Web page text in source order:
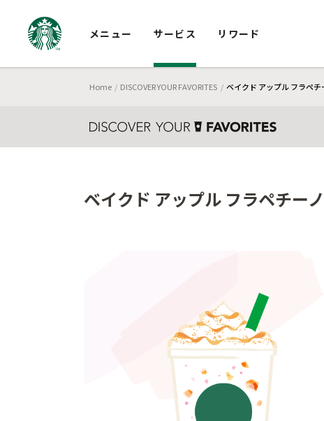
メニュー サービス リワード
Home DISCOVER YOUR FAVORITES ベイクド アップル フラペチ
ベイクド アップル フラペチーノ